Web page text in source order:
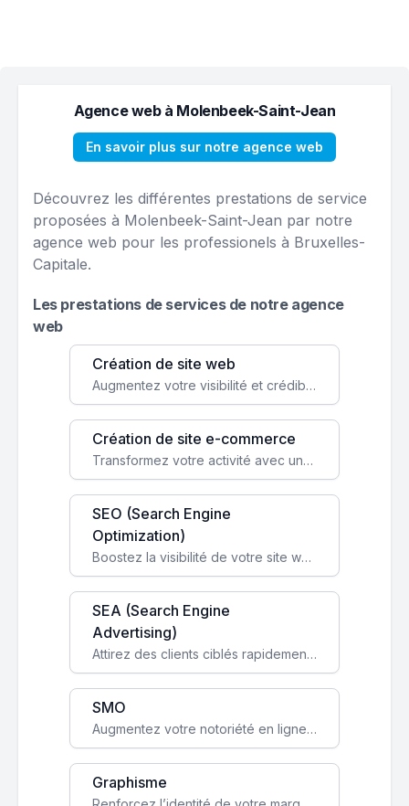
Agence web à Molenbeek-Saint-Jean
En savoir plus sur notre agence web
Découvrez les différentes prestations de service
proposées à Molenbeek-Saint-Jean par notre
agence web pour les professionels à Bruxelles-
Capitale.
Les prestations de services de notre agence
web
Création de site web
Augmentez votre visibilité et crédibilité en ligne avec un site web performant, conçu pour attirer plus de clients.
Création de site e-commerce
Transformez votre activité avec une boutique en ligne, accessible à l'échelle mondiale 24/7.
SEO (Search Engine
Optimization)
Boostez la visibilité de votre site web sur Google et attirez du trafic qualifié grâce à nos stratégies SEO.
SEA (Search Engine
Advertising)
Attirez des clients ciblés rapidement avec des campagnes publicitaires payantes optimisées pour vos objectifs.
SMO
Augmentez votre notoriété en ligne et stimulez la croissance de votre entreprise grâce à une stratégie sociale sur mesure.
Graphisme